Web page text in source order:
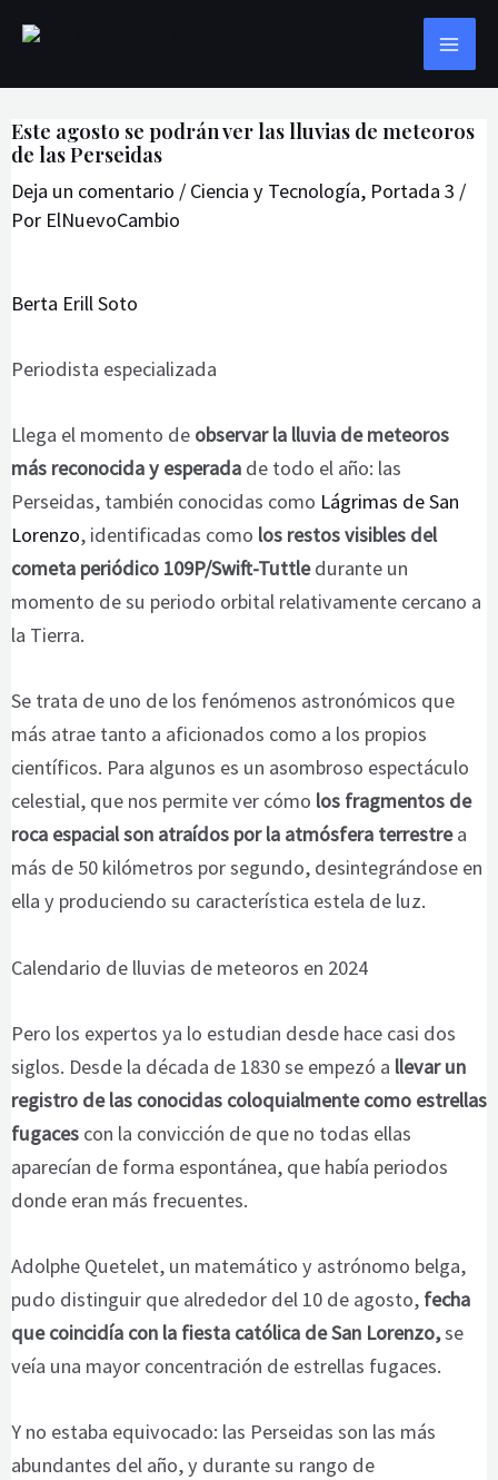
contenido
Este agosto se podrán ver las lluvias de meteoros
de las Perseidas
Deja un comentario / Ciencia y Tecnología, Portada 3 /
Por ElNuevoCambio
Berta Erill Soto
Periodista especializada
Llega el momento de observar la lluvia de meteoros
más reconocida y esperadade todo el año: las
Perseidas, también conocidas como Lágrimas de San
Lorenzo, identificadas como los restos visibles del
cometa periódico 109P/Swift-Tuttledurante un
momento de su periodo orbital relativamente cercano a
la Tierra.
Se trata de uno de los fenómenos astronómicos que
más atrae tanto a aficionados como a los propios
científicos. Para algunos es un asombroso espectáculo
celestial, que nos permite ver cómo los fragmentos de
roca espacial son atraídos por la atmósfera terrestrea
más de 50 kilómetros por segundo, desintegrándose en
ella y produciendo su característica estela de luz.
Calendario de lluvias de meteoros en 2024
Pero los expertos ya lo estudian desde hace casi dos
siglos. Desde la década de 1830 se empezó a llevar un
registro de las conocidas coloquialmente como estrellas
fugaces con la convicción de que no todas ellas
aparecían de forma espontánea, que había periodos
donde eran más frecuentes.
Adolphe Quetelet, un matemático y astrónomo belga,
pudo distinguir que alrededor del 10 de agosto, fecha
que coincidía con la fiesta católica de San Lorenzo,se
veía una mayor concentración de estrellas fugaces.
Y no estaba equivocado: las Perseidas son las más
abundantes del año, y durante su rango de
de
entradas